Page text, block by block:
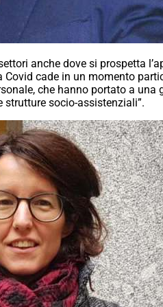
anche dove si prospetta
Covid cade in un momento
che hanno portato a una
socio-assistenziali”.